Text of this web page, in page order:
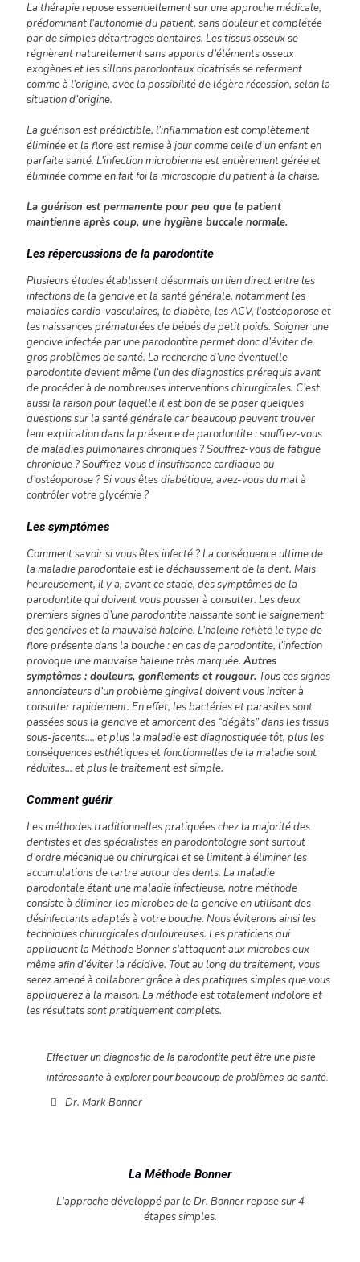
La thérapie repose essentiellement sur une approche médicale,
prédominant l’autonomie du patient, sans douleur et complétée
par de simples détartrages dentaires. Les tissus osseux se
régnèrent naturellement sans apports d’éléments osseux
exogènes et les sillons parodontaux cicatrisés se referment
comme à l’origine, avec la possibilité de légère récession, selon la
situation d’origine.
La guérison est prédictible, l’inflammation est complètement
éliminée et la flore est remise à jour comme celle d’un enfant en
parfaite santé. L’infection microbienne est entièrement gérée et
éliminée comme en fait foi la microscopie du patient à la chaise.
La guérison est permanente pour peu que le patient
maintienne après coup, une hygiène buccale normale.
Les répercussions de la parodontite
Plusieurs études établissent désormais un lien direct entre les
infections de la gencive et la santé générale, notamment les
maladies cardio-vasculaires, le diabète, les ACV, l’ostéoporose et
les naissances prématurées de bébés de petit poids. Soigner une
gencive infectée par une parodontite permet donc d’éviter de
gros problèmes de santé. La recherche d’une éventuelle
parodontite devient même l’un des diagnostics prérequis avant
de procéder à de nombreuses interventions chirurgicales. C’est
aussi la raison pour laquelle il est bon de se poser quelques
questions sur la santé générale car beaucoup peuvent trouver
leur explication dans la présence de parodontite : souffrez-vous
de maladies pulmonaires chroniques ? Souffrez-vous de fatigue
chronique ? Souffrez-vous d’insuffisance cardiaque ou
d’ostéoporose ? Si vous êtes diabétique, avez-vous du mal à
contrôler votre glycémie ?
Les symptômes
Comment savoir si vous êtes infecté ? La conséquence ultime de
la maladie parodontale est le déchaussement de la dent. Mais
heureusement, il y a, avant ce stade, des symptômes de la
parodontite qui doivent vous pousser à consulter. Les deux
premiers signes d’une parodontite naissante sont le saignement
des gencives et la mauvaise haleine. L’haleine reflète le type de
flore présente dans la bouche : en cas de parodontite, l’infection
provoque une mauvaise haleine très marquée. Autres
symptômes : douleurs, gonflements et rougeur. Tous ces signes
annonciateurs d’un problème gingival doivent vous inciter à
consulter rapidement. En effet, les bactéries et parasites sont
passées sous la gencive et amorcent des “dégâts” dans les tissus
sous-jacents…. et plus la maladie est diagnostiquée tôt, plus les
conséquences esthétiques et fonctionnelles de la maladie sont
réduites… et plus le traitement est simple.
Comment guérir
Les méthodes traditionnelles pratiquées chez la majorité des
dentistes et des spécialistes en parodontologie sont surtout
d’ordre mécanique ou chirurgical et se limitent à éliminer les
accumulations de tartre autour des dents. La maladie
parodontale étant une maladie infectieuse, notre méthode
consiste à éliminer les microbes de la gencive en utilisant des
désinfectants adaptés à votre bouche. Nous éviterons ainsi les
techniques chirurgicales douloureuses. Les praticiens qui
appliquent la Méthode Bonner s'attaquent aux microbes eux-
même afin d’éviter la récidive. Tout au long du traitement, vous
serez amené à collaborer grâce à des pratiques simples que vous
appliquerez à la maison. La méthode est totalement indolore et
les résultats sont pratiquement complets.
Effectuer un diagnostic de la parodontite peut être une piste
intéressante à explorer pour beaucoup de problèmes de santé.
Dr. Mark Bonner
La Méthode Bonner
L'approche développé par le Dr. Bonner repose sur 4
étapes simples.